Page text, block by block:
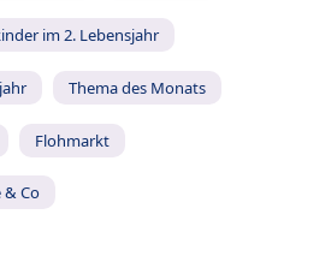
im 2. Lebensjahr
Thema des Monats
Flohmarkt
& Co